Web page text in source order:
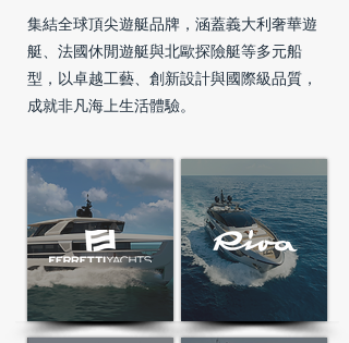
集結全球頂尖遊艇品牌，涵蓋義大利奢華遊
艇、法國休閒遊艇與北歐探險艇等多元船
型，以卓越工藝、創新設計與國際級品質，
成就非凡海上生活體驗。